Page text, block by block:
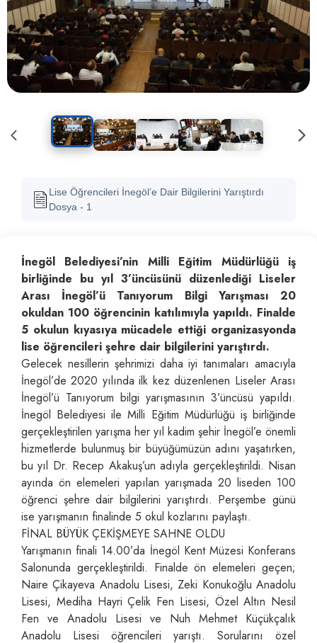
Lise Öğrencileri İnegöl’e Dair Bilgilerini Yarıştırdı
Dosya - 1
İnegöl Belediyesi’nin Milli Eğitim Müdürlüğü iş
birliğinde bu yıl 3’üncüsünü düzenlediği Liseler
Arası İnegöl’ü Tanıyorum Bilgi Yarışması 20
okuldan 100 öğrencinin katılımıyla yapıldı. Finalde
5 okulun kıyasıya mücadele ettiği organizasyonda
lise öğrencileri şehre dair bilgilerini yarıştırdı.
Gelecek nesillerin şehrimizi daha iyi tanımaları amacıyla
İnegöl’de 2020 yılında ilk kez düzenlenen Liseler Arası
İnegöl’ü Tanıyorum bilgi yarışmasının 3’üncüsü yapıldı.
İnegöl Belediyesi ile Milli Eğitim Müdürlüğü iş birliğinde
gerçekleştirilen yarışma her yıl kadim şehir İnegöl’e önemli
hizmetlerde bulunmuş bir büyüğümüzün adını yaşatırken,
bu yıl Dr. Recep Akakuş’un adıyla gerçekleştirildi. Nisan
ayında ön elemeleri yapılan yarışmada 20 liseden 100
öğrenci şehre dair bilgilerini yarıştırdı. Perşembe günü
ise yarışmanın finalinde 5 okul kozlarını paylaştı.
FİNAL BÜYÜK ÇEKİŞMEYE SAHNE OLDU
Yarışmanın finali 14.00’da İnegöl Kent Müzesi Konferans
Salonunda gerçekleştirildi. Finalde ön elemeleri geçen;
Naire Çikayeva Anadolu Lisesi, Zeki Konukoğlu Anadolu
Lisesi, Mediha Hayri Çelik Fen Lisesi, Özel Altın Nesil
Fen ve Anadolu Lisesi ve Nuh Mehmet Küçükçalık
Anadolu Lisesi öğrencileri yarıştı. Sorularını özel